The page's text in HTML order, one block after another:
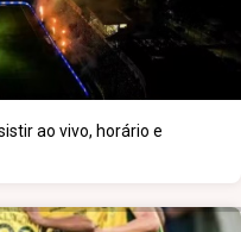
ao vivo, horário e